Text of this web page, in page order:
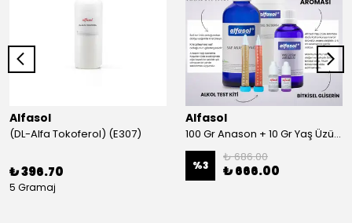
Alfasol
(DL-Alfa Tokoferol) (E307)
₺ 396.70
5 Gramaj
Alfasol
100 Gr Anason + 10 Gr Yaş Üzüm + 250 Gr Gliserin + Alkol Test Kiti
%3
₺ 686.00
₺ 666.00